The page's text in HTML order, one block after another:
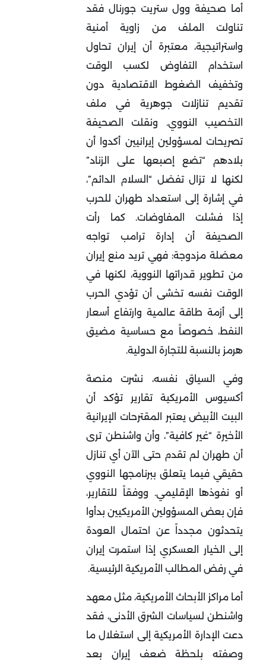
أما صحيفة وول ستريت جورنال فقد
تناولت الملف من زاوية أمنية
واستراتيجية، معتبرة أن إيران تحاول
استخدام التفاوض لكسب الوقت
وتخفيف الضغوط الاقتصادية دون
تقديم تنازلات جوهرية في ملف
التخصيب النووي. ونقلت الصحيفة
تصريحات لمسؤولين إيرانيين أكدوا أن
بلادهم “تضع إصبعها على الزناد”
لكنها لا تزال تفضل “السلام الدائم”،
في إشارة إلى استعداد طهران للحرب
إذا فشلت المفاوضات. كما رأت
الصحيفة أن إدارة ترامب تواجه
معضلة مزدوجة: فهي تريد منع إيران
من تطوير قدراتها النووية، لكنها في
الوقت نفسه تخشى أن تؤدي الحرب
إلى أزمة طاقة عالمية وارتفاع أسعار
النفط، خصوصاً مع حساسية مضيق
هرمز بالنسبة للتجارة الدولية.
وفي السياق نفسه، نشرت منصة
أكسيوس الأمريكية تقارير تؤكد أن
البيت الأبيض يعتبر المقترحات الإيرانية
الأخيرة “غير كافية”، وأن واشنطن ترى
أن طهران لم تقدم حتى الآن أي تنازل
حقيقي فيما يتعلق ببرنامجها النووي
أو نفوذها الإقليمي. ووفقاً للتقارير،
فإن بعض المسؤولين الأمريكيين بدأوا
يتحدثون مجدداً عن احتمال العودة
إلى الخيار العسكري إذا استمرت إيران
في رفض المطالب الأمريكية الرئيسية.
أما مراكز الأبحاث الأمريكية، مثل معهد
واشنطن لسياسات الشرق الأدنى، فقد
دعت الإدارة الأمريكية إلى استغلال ما
وصفته بلحظة ضعف إيران بعد